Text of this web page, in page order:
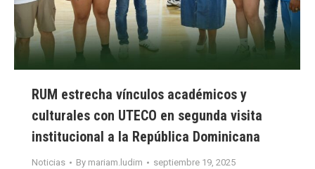
RUM estrecha vínculos académicos y
culturales con UTECO en segunda visita
institucional a la República Dominicana
Noticias By mariam.ludim septiembre 19, 2025